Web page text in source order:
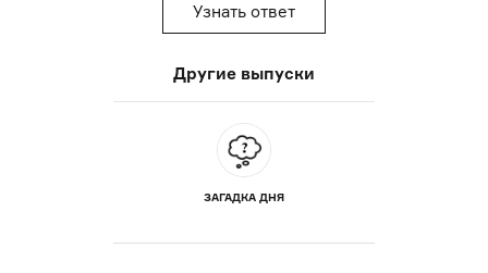
Узнать ответ
Другие выпуски
ЗАГАДКА ДНЯ